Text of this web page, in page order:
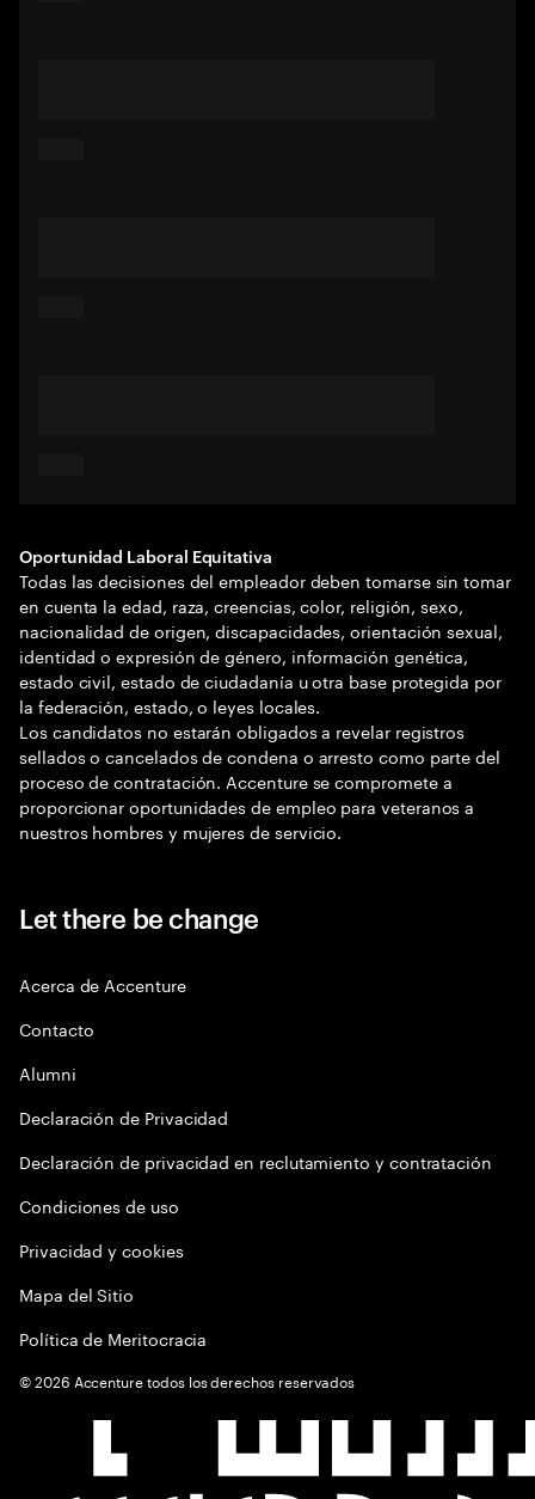
Oportunidad Laboral Equitativa
Todas las decisiones del empleador deben tomarse sin tomar
en cuenta la edad, raza, creencias, color, religión, sexo,
nacionalidad de origen, discapacidades, orientación sexual,
identidad o expresión de género, información genética,
estado civil, estado de ciudadanía u otra base protegida por
la federación, estado, o leyes locales.
Los candidatos no estarán obligados a revelar registros
sellados o cancelados de condena o arresto como parte del
proceso de contratación. Accenture se compromete a
proporcionar oportunidades de empleo para veteranos a
nuestros hombres y mujeres de servicio.
Let there be change
Acerca de Accenture
Contacto
Alumni
Declaración de Privacidad
Declaración de privacidad en reclutamiento y contratación
Condiciones de uso
Privacidad y cookies
Mapa del Sitio
Política de Meritocracia
©2026 Accenture todos los derechos reservados